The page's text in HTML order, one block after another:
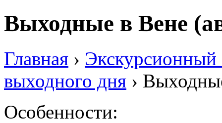
Выходные в Вене
Главная › Экскурсионный
выходного дня ›
Особенности: